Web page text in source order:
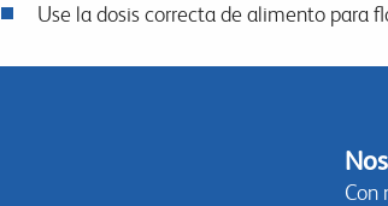
Use la dosis correcta de alimento para
Nos
Con